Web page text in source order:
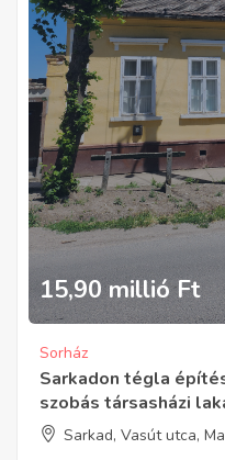
15,90 millió Ft
Sorház
Sarkadon tégla
szobás társasházi
Sarkad, Vasút utca,